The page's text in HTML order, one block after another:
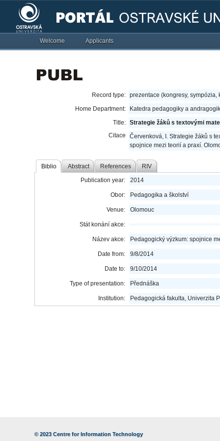
Welcome Applicants
Record type: prezentace (kongresy, sympózia,
Home Department:
Katedra pedagogiky a
Title: Strategie žáků s textovými
Citace
Červenková, I. Strategie žáků s
spojnice mezi teorií a praxí.
Biblio Abstract References RIV
Publication year: 2014
Obor: Pedagogika a školství
Venue: Olomouc
Stát konání akce:
Název akce: Pedagogický výzkum: spojnice
Date from: 9/8/2014
Date to: 9/10/2014
Type of presentation: Přednáška
Institution: Pedagogická fakulta, Univerzita
© 2023 Centre for Information Technology